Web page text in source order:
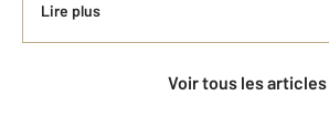
Lire plus
Voir tous les articles